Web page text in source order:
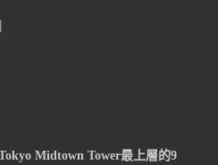
Midtown Tower最上層的9